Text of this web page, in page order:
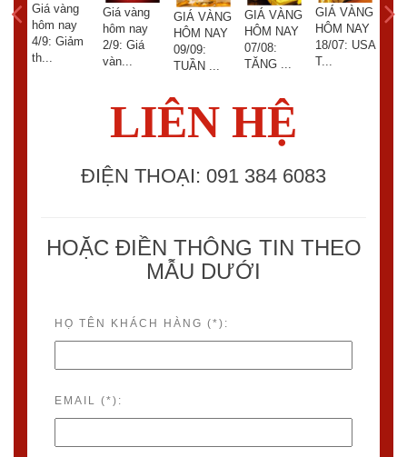
Giá vàng
hôm nay
4/9: Giảm
th...
Giá vàng
hôm nay
2/9: Giá
vàn...
GIÁ VÀNG
HÔM NAY
09/09:
TUẦN ...
GIÁ VÀNG
HÔM NAY
07/08:
TĂNG ...
GIÁ VÀNG
HÔM NAY
18/07: USA
T...
LIÊN HỆ
ĐIỆN THOẠI: 091 384 6083
HOẶC ĐIỀN THÔNG TIN THEO
MẪU DƯỚI
HỌ TÊN KHÁCH HÀNG (*):
EMAIL (*):